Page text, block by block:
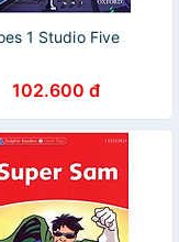
1 Studio Five
102.600 đ